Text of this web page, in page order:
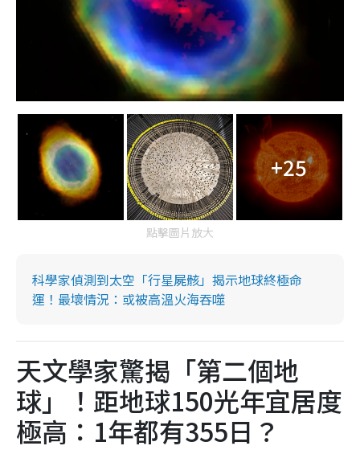
+25
點擊圖片放大
科學家偵測到太空「行星屍骸」揭示地球終極命
運！最壞情況：或被高溫火海吞噬
天文學家驚揭「第二個地
球」！距地球150光年宜居度
極高：1年都有355日？